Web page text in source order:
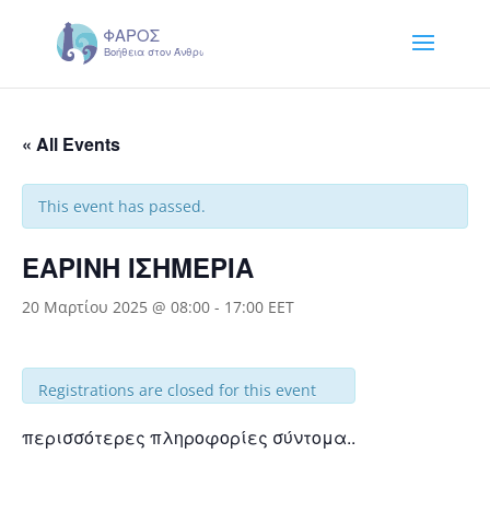
« All Events
This event has passed.
ΕΑΡΙΝΗ ΙΣΗΜΕΡΙΑ
20 Μαρτίου 2025 @ 08:00 - 17:00 EET
Registrations are closed for this event
περισσότερες πληροφορίες σύντομα..